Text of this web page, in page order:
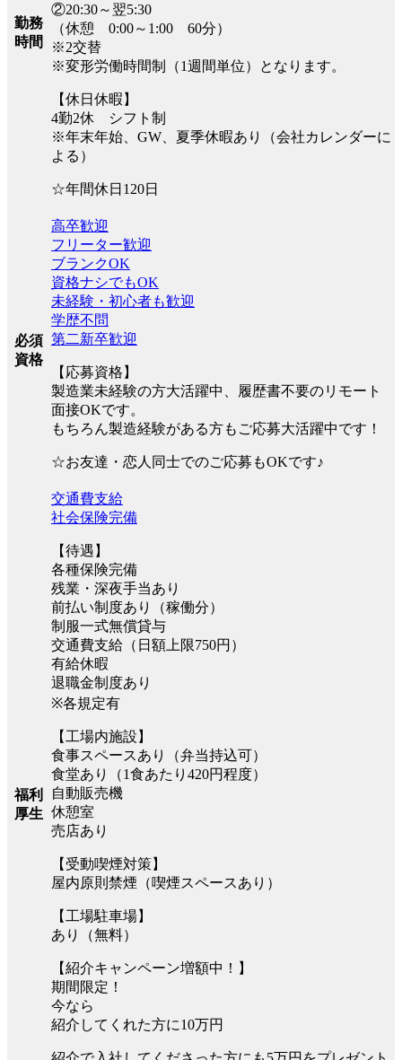
勤務
時間
②20:30～翌5:30
（休憩 0:00～1:00 60分）
※2交替
※変形労働時間制（1週間単位）となります。
【休日休暇】
4勤2休 シフト制
※年末年始、GW、夏季休暇あり（会社カレンダーに
よる）
☆年間休日120日
必須
資格
高卒歓迎
フリーター歓迎
ブランクOK
資格ナシでもOK
未経験・初心者も歓迎
学歴不問
第二新卒歓迎
【応募資格】
製造業未経験の方大活躍中、履歴書不要のリモート
面接OKです。
もちろん製造経験がある方もご応募大活躍中です！
☆お友達・恋人同士でのご応募もOKです♪
福利
厚生
交通費支給
社会保険完備
【待遇】
各種保険完備
残業・深夜手当あり
前払い制度あり（稼働分）
制服一式無償貸与
交通費支給（日額上限750円）
有給休暇
退職金制度あり
※各規定有
【工場内施設】
食事スペースあり（弁当持込可）
食堂あり（1食あたり420円程度）
自動販売機
休憩室
売店あり
【受動喫煙対策】
屋内原則禁煙（喫煙スペースあり）
【工場駐車場】
あり（無料）
【紹介キャンペーン増額中！】
期間限定！
今なら
紹介してくれた方に10万円